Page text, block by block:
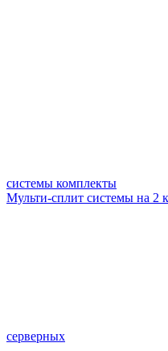
системы комплекты
Мульти-сплит системы на 2
серверных